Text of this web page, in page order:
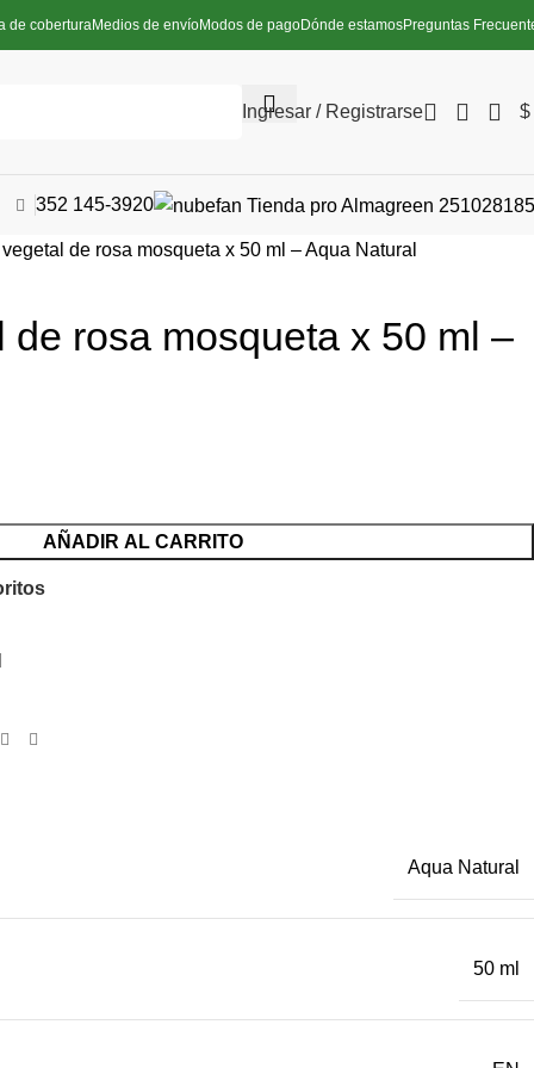
de coberturaMedios de envíoModos de pagoDónde estamosPreguntas
Ingresar / Registrarse $
352 145-3920
de rosa mosqueta x 50 ml – Aqua Natural
de rosa mosqueta x 50 ml –
AÑADIR AL CARRITO
Aqua Natural
50 ml